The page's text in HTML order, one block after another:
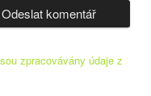
zpracovávány údaje z